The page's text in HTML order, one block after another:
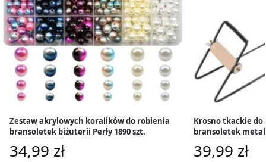
Zestaw akrylowych koralików do robienia
bransoletek biżuterii Perły 1890 szt.
34,99 zł
Krosno tkackie
bransoletek
39,99 zł